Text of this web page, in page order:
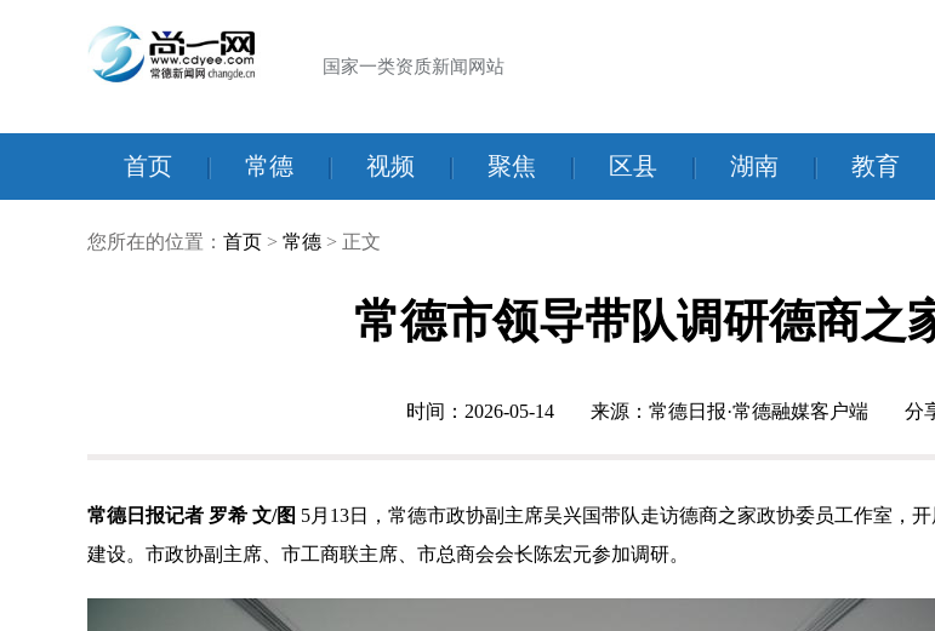
国家一类资质新闻网站
首页 | 常德 | 视频 | 聚焦 | 区县 | 湖南 | 教育
您所在的位置： 首页 > 常德 > 正文
常德市领导带队调研德商之
时间：2026-05-14 来源：常德日报·常德融媒客户端 分
常德日报记者 罗希 文/图 5月13日，常德市政协副主席吴兴国带队走访德商之家政协委员工作室，
建设。市政协副主席、市工商联主席、市总商会会长陈宏元参加调研。